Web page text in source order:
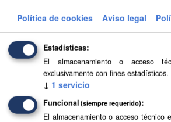
Aprobación Definitiva...
Aprobación Definitiva...
Aprobación Definitiva...
Aprobación Definitiva...
Política de cookies Aviso legal
Estadísticas
El almacenamiento o acceso
exclusivamente con fines estadísticos.
↓ 1 servicio
Funcional (siempre requerido)
El almacenamiento o acceso técnico